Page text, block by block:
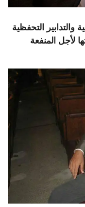
والتدابير التحفظية
لأجل المنفعة